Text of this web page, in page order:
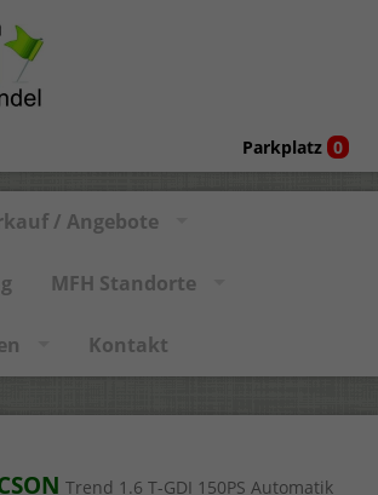
Parkplatz 0
/ Angebote
MFH Standorte
Kontakt
Trend 1.6 T-GDI 150PS Automatik